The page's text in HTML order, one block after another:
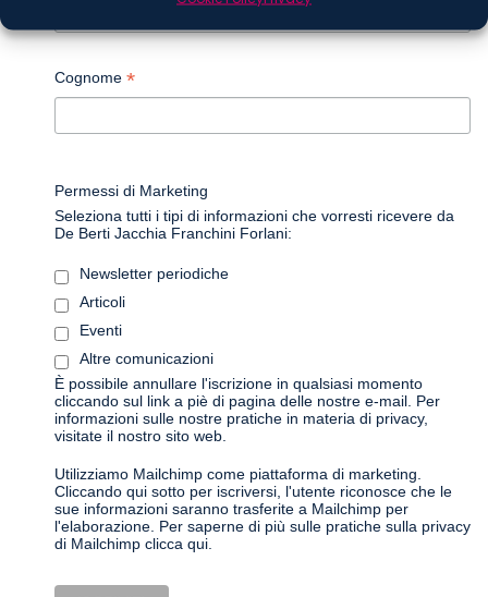
Cognome *
Permessi di Marketing
Seleziona tutti i tipi di informazioni che vorresti ricevere da
De Berti Jacchia Franchini Forlani:
Newsletter periodiche
Articoli
Eventi
Altre comunicazioni
È possibile annullare l'iscrizione in qualsiasi momento
cliccando sul link a piè di pagina delle nostre e-mail. Per
informazioni sulle nostre pratiche in materia di privacy,
visitate il nostro sito web.
Utilizziamo Mailchimp come piattaforma di marketing.
Cliccando qui sotto per iscriversi, l'utente riconosce che le
sue informazioni saranno trasferite a Mailchimp per
l'elaborazione. Per saperne di più sulle pratiche sulla privacy
di Mailchimp clicca qui.